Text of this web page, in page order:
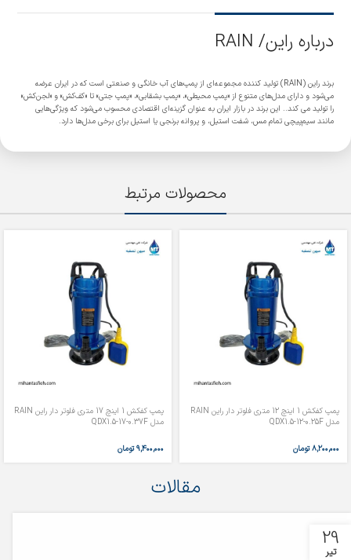
درباره راین/ RAIN
برند راین (RAIN) تولید کننده مجموعه‌ای از پمپ‌های آب خانگی و صنعتی است که در ایران عرضه
می‌شود و دارای مدل‌های متنوع از «پمپ محیطی»، «پمپ بشقابی»، «پمپ جتی» تا «کف‌کش» و «لجن‌کش»
را تولید می کند.. این برند در بازار ایران به عنوان گزینه‌ای اقتصادی محسوب می‌شود که ویژگی‌هایی
مانند سیم‌پیچی تمام مس، شفت استیل، و پروانه برنجی یا استیل برای برخی مدل‌ها دارد.
محصولات مرتبط
پمپ کفکش 1 اینچ 12 متری فلوتر دار راین RAIN
مدل QDX1.5-12-0.25F
۸,۲۰۰,۰۰۰ تومان
پمپ کفکش 1 اینچ 17 متری فلوتر دار راین RAIN
مدل QDX1.5-17-0.37F
۹,۴۰۰,۰۰۰ تومان
مقالات
29
تیر